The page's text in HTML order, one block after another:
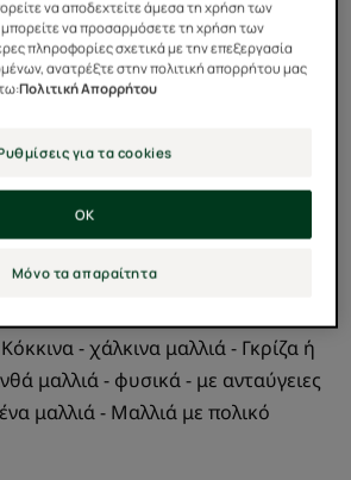
συστατικά, χωρίς σιλικόνη
για
- χάλκινα μαλλιά - Γκρίζα ή
μαλλιά - φυσικά - με ανταύγειες
μαλλιά - Μαλλιά με πολικό
να αποδεχτείτε άμεσα τη χρήση των
να προσαρμόσετε τη χρήση των
πληροφορίες σχετικά με την επεξεργασία
ανατρέξτε στην πολιτική απορρήτου μας
Πολιτική Απορρήτου
για τα cookies
Μόνο τα απαραίτητα
OK